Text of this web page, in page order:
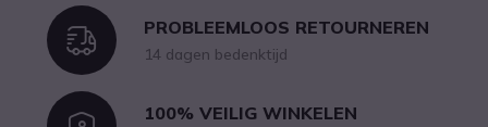
IconPROBLEEMLOOS RETOURNEREN
14 dagen bedenktijd
100% VEILIG WINKELEN